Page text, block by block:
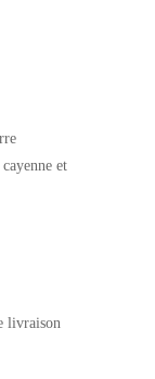
et
livraison